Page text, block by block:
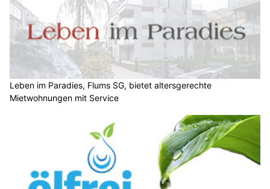
Leben im Paradies, Flums SG, bietet altersgerechte
Mietwohnungen mit Service